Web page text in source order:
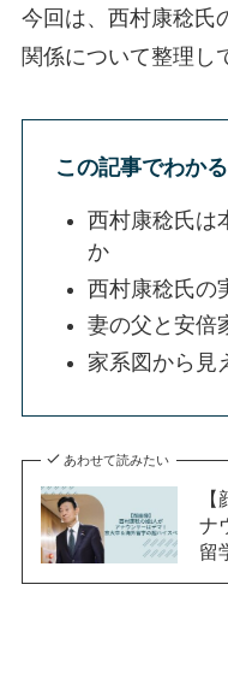
今回は、西村康稔氏
関係について整理し
この記事でわか
西村康稔氏は
か
西村康稔氏の
妻の父と安倍
家系図から見
あわせて読みたい
ナ
留